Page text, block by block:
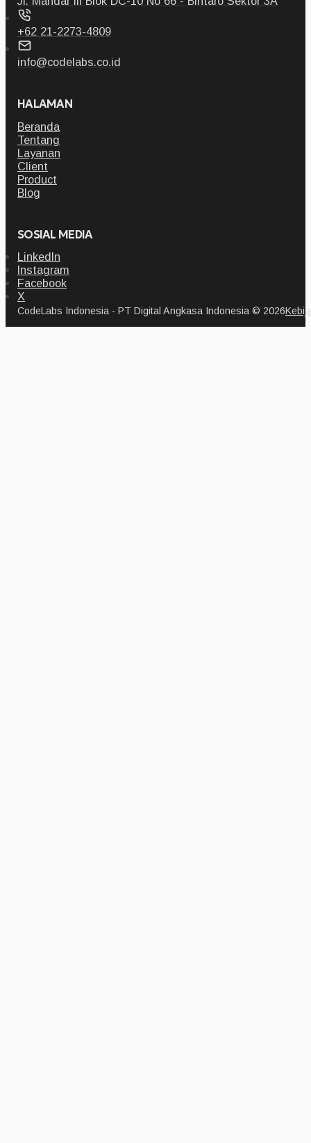
+62 21-2273-4809
info@codelabs.co.id
HALAMAN
Beranda
Tentang
Layanan
Client
Product
Blog
SOSIAL MEDIA
LinkedIn
Instagram
Facebook
X
CodeLabs Indonesia - PT Digital Angkasa Indonesia © 2026